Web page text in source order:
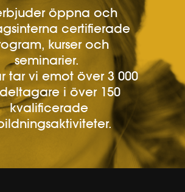
öppna och
certifierade
kurser och
seminarier.
tar vi emot över 3 000
i över 150
kvalificerade